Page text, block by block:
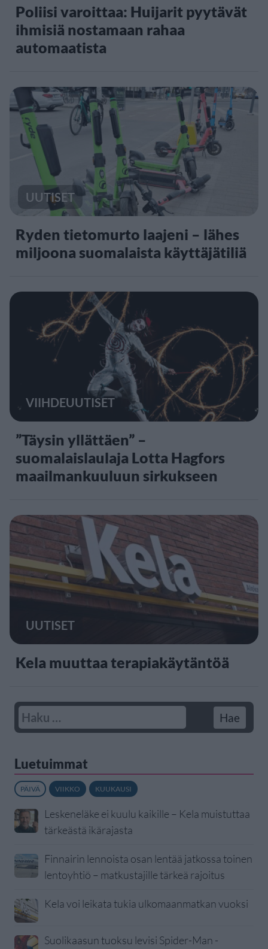
Poliisi varoittaa: Huijarit pyytävät
ihmisiä nostamaan rahaa
automaatista
UUTISET
Ryden tietomurto laajeni – lähes
miljoona suomalaista käyttäjätiliä
VIIHDEUUTISET
”Täysin yllättäen” –
suomalaislaulaja Lotta Hagfors
maailmankuuluun sirkukseen
UUTISET
Kela muuttaa terapiakäytäntöä
Luetuimmat
PÄIVÄ VIIKKO KUUKAUSI
Leskeneläke ei kuulu kaikille – Kela muistuttaa
tärkeästä ikärajasta
Finnairin lennoista osan lentää jatkossa toinen
lentoyhtiö – matkustajille tärkeä rajoitus
Kela voi leikata tukia ulkomaanmatkan vuoksi
Suolikaasun tuoksu levisi Spider-Man -